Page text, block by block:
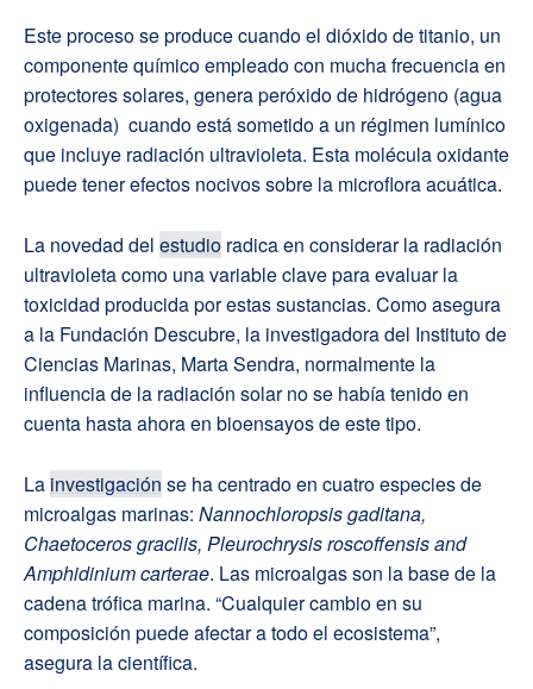
Este proceso se produce cuando el dióxido de titanio, un
componente químico empleado con mucha frecuencia en
protectores solares, genera peróxido de hidrógeno (agua
oxigenada) cuando está sometido a un régimen lumínico
que incluye radiación ultravioleta. Esta molécula oxidante
puede tener efectos nocivos sobre la microflora acuática.
La novedad del estudio radica en considerar la radiación
ultravioleta como una variable clave para evaluar la
toxicidad producida por estas sustancias. Como asegura
a la Fundación Descubre, la investigadora del Instituto de
Ciencias Marinas, Marta Sendra, normalmente la
influencia de la radiación solar no se había tenido en
cuenta hasta ahora en bioensayos de este tipo.
La investigación se ha centrado en cuatro especies de
microalgas marinas: Nannochloropsis gaditana,
Chaetoceros gracilis, Pleurochrysis roscoffensis and
Amphidinium carterae. Las microalgas son la base de la
cadena trófica marina. “Cualquier cambio en su
composición puede afectar a todo el ecosistema”,
asegura la científica.